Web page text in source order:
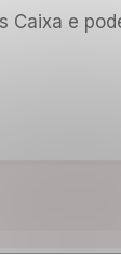
Caixa e